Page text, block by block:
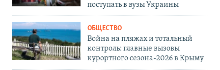
поступать в вузы Украины
ОБЩЕСТВО
Война на пляжах и тотальный
контроль: главные вызовы
курортного сезона-2026 в Крыму